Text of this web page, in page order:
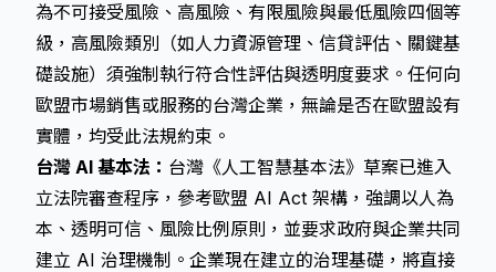
為不可接受風險、高風險、有限風險與最低風險四個等
級，高風險類別（如人力資源管理、信貸評估、關鍵基
礎設施）須強制執行符合性評估與透明度要求。任何向
歐盟市場銷售或服務的台灣企業，無論是否在歐盟設有
實體，均受此法規約束。
台灣 AI 基本法： 台灣《人工智慧基本法》草案已進入
立法院審查程序，參考歐盟 AI Act 架構，強調以人為
本、透明可信、風險比例原則，並要求政府與企業共同
建立 AI 治理機制。企業現在建立的治理基礎，將直接